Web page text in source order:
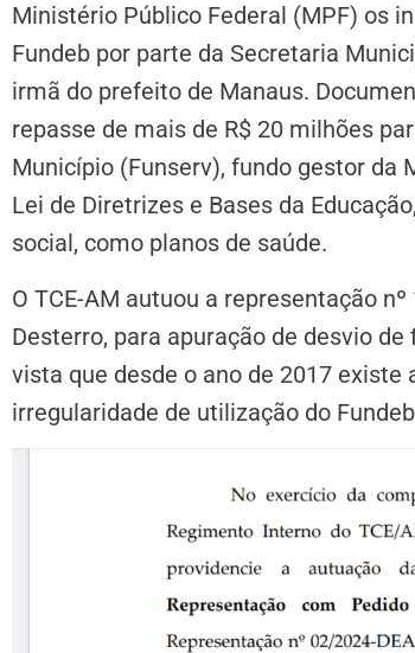
Ministério Público Federal (MPF) os
Fundeb por parte da Secretaria
irmã do prefeito de Manaus.
repasse de mais de R$ 20 milhões
Município (Funserv), fundo gestor da
Lei de Diretrizes e Bases da
social, como planos de saúde.
O TCE-AM autuou a representação
Desterro, para apuração de desvio
vista que desde o ano de 2017 existe
irregularidade de utilização do